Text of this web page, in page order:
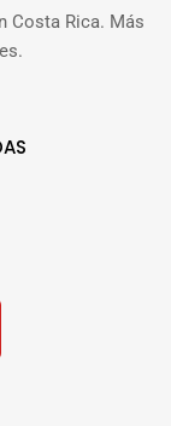
Costa Rica. Más